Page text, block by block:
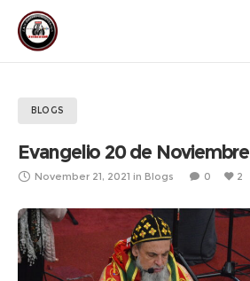
BLOGS
Evangelio 20 de Noviembre
November 21, 2021 in Blogs 0 2